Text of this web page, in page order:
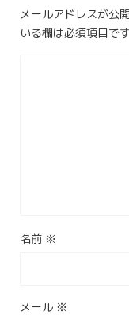
メールアドレスが公
いる欄は必須項目です
名前 ※
メール ※